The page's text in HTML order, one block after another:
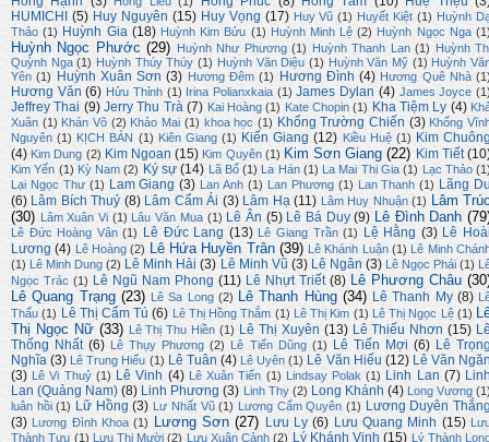
HUMICHI
(5) Huy Nguyên (15) Huy Vọng (17) Huy Vũ (1) Huyết Kiệt (1) Huỳnh
Thảo (1) Huỳnh Gia (18) Huỳnh Kim Bửu (1) Huỳnh Minh Lệ (2) Huỳnh Ngọc Nga
Huỳnh Ngọc Phước (29) Huỳnh Như Phương (1) Huỳnh Thanh Lan (1)
Huỳnh
Quỳnh Nga (1) Huỳnh Thúy Thúy (1) Huỳnh Văn Diệu (1) Huỳnh Văn Mỹ (1) Huỳnh
Yên (1) Huỳnh Xuân Sơn (3) Hương Đêm (1) Hương Đình (4) Hương Quê Nhà
Hương Văn (6) Hửu Thỉnh (1) Irina Polianxkaia (1) James Dylan (4) James Joyce
Jeffrey Thai (9) Jerry Thu Trà (7) Kai Hoàng (1) Kate Chopin (1) Kha Tiệm Ly (4)
Xuân (1) Khán Võ (2) Khảo Mai (1) khoa học (1) Khổng Trường Chiến (3) Khổng
Nguyên (1) KỊCH BẢN (1) Kiên Giang (1) Kiến Giang (12) Kiều Huệ (1) Kim
(4) Kim Dung (2) Kim Ngoan (15) Kim Quyên (1) Kim Sơn Giang (22) Kim Tiết
Kim Yến (1) Kỳ Nam (2) Ký sự (14) Lã Bố (1) La Hán (1) La Mai Thi Gia (1) Lạc Thảo
Lại Ngọc Thư (1) Lam Giang (3) Lan Anh (1) Lan Phương (1) Lan Thanh (1) Lãng
(6) Lâm Bích Thuỷ (8) Lâm Cẩm Ái (3) Lâm Hạ (11) Lâm Huy Nhuận (1) Lâm
(30) Lâm Xuân Vi (1) Lâu Văn Mua (1) Lê Ân (5) Lê Bá Duy (9) Lê Đình Danh
Lê Đức Hoàng Vân (1) Lê Đức Lang (13) Lê Giang Trần (1) Lệ Hằng (3) Lê
Lương (4) Lê Hoàng (2) Lê Hứa Huyền Trân (39) Lê Khánh Luận (1) Lê Minh
(1) Lê Minh Dung (2) Lê Minh Hải (3) Lê Minh Vũ (3) Lê Ngân (3) Lê Ngọc Phái (1)
Ngọc Trác (1) Lê Ngũ Nam Phong (11) Lê Nhựt Triết (8) Lê Phương Châu
Lê Quang Trạng (23) Lê Sa Long (2) Lê Thanh Hùng (34) Lê Thanh My (8)
Thấu (1) Lê Thị Cẩm Tú (6) Lê Thị Hồng Thắm (1) Lê Thị Kim (1) Lê Thị Ngọc Lệ (1)
Thị Ngọc Nữ (33) Lê Thị Thu Hiền (1) Lê Thị Xuyên (13) Lê Thiếu Nhơn (15)
Thống Nhất (6) Lê Thụy Phương (2) Lê Tiến Dũng (1) Lê Tiến Mợi (6) Lê
Nghĩa (3) Lê Trung Hiếu (1) Lê Tuân (4) Lê Uyên (1) Lê Văn Hiếu (12) Lê Văn
(3) Lê Vi Thuỷ (1) Lê Vinh (4) Lê Xuân Tiến (1) Lindsay Polak (1) Linh Lan (7)
Lan (Quảng Nam) (8) Linh Phương (3) Linh Thy (2) Long Khánh (4) Long Vương
luân hồi (1) Lữ Hồng (3) Lư Nhất Vũ (1) Lương Cẩm Quyên (1) Lương Duyên
(3) Lương Đình Khoa (1) Lương Sơn (27) Lưu Ly (6) Lưu Quang Minh (15)
Thành Tựu (1) Lưu Thị Mười (2) Lưu Xuân Cảnh (2) Lý Khánh Vinh (15) Lý Thành